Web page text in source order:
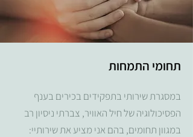
תחומי התמחות
במסגרת שירותי בתפקידים בכירים בענף
הפסיכולוגיה של חיל האוויר, צברתי ניסיון רב
במגוון תחומים, בהם אני מציע את שירותיי: